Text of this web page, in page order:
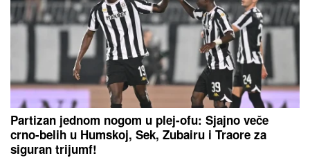
Partizan jednom nogom u plej-ofu: Sjajno veče
crno-belih u Humskoj, Sek, Zubairu i Traore za
siguran trijumf!